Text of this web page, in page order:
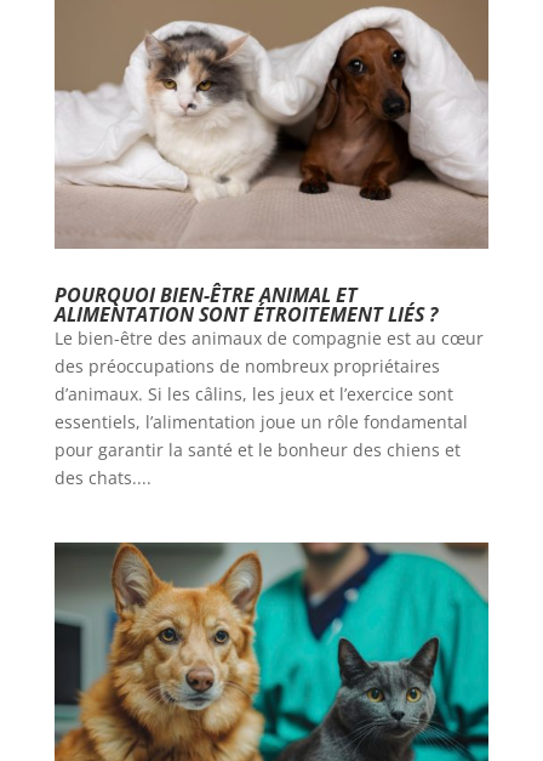
POURQUOI BIEN-ÊTRE ANIMAL ET
ALIMENTATION SONT ÉTROITEMENT LIÉS ?
Le bien-être des animaux de compagnie est au cœur
des préoccupations de nombreux propriétaires
d’animaux. Si les câlins, les jeux et l’exercice sont
essentiels, l’alimentation joue un rôle fondamental
pour garantir la santé et le bonheur des chiens et
des chats....